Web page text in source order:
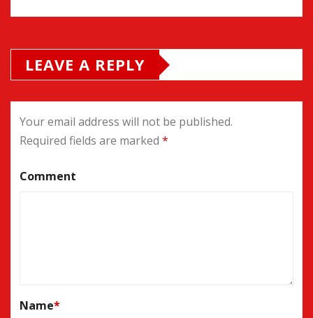
LEAVE A REPLY
Your email address will not be published.
Required fields are marked *
Comment
Name*